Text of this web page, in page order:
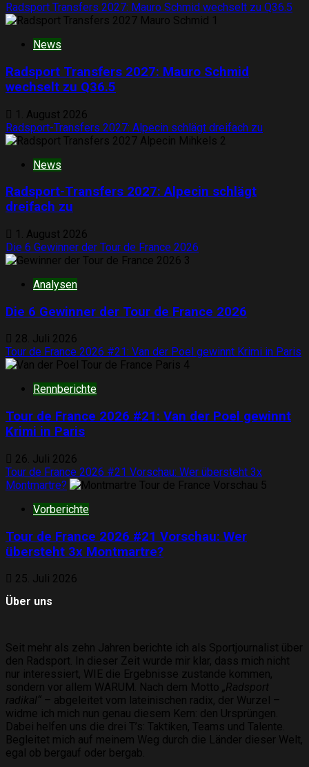
Radsport Transfers 2027: Mauro Schmid wechselt zu Q36.5
1
News
Radsport Transfers 2027: Mauro Schmid
wechselt zu Q36.5
1. August 2026
Radsport-Transfers 2027: Alpecin schlägt dreifach zu
2
News
Radsport-Transfers 2027: Alpecin schlägt
dreifach zu
1. August 2026
Die 6 Gewinner der Tour de France 2026
3
Analysen
Die 6 Gewinner der Tour de France 2026
28. Juli 2026
Tour de France 2026 #21: Van der Poel gewinnt Krimi in Paris
4
Rennberichte
Tour de France 2026 #21: Van der Poel gewinnt
Krimi in Paris
26. Juli 2026
Tour de France 2026 #21 Vorschau: Wer übersteht 3x
Montmartre?
5
Vorberichte
Tour de France 2026 #21 Vorschau: Wer
übersteht 3x Montmartre?
25. Juli 2026
Über uns
Seit mehr als zehn Jahren berichte ich als Sportjournalist über
den Radsport. In dieser Zeit wurde mir klar, dass mich nicht
nur interessiert, WIE die Ergebnisse zustande kommen,
sondern vor allem WARUM. Nach dem Motto „Radsport
radikal“ – abgeleitet vom lateinischen radix, der Wurzel –
widme ich mich nun genau diesem Kern: den Ursprüngen.
Dabei helfen uns die drei T’s: Taktiken, Teams und Talente.
Begleitet mich auf meinem Weg durch die Länder dieser Welt,
egal ob bergauf oder bergab.